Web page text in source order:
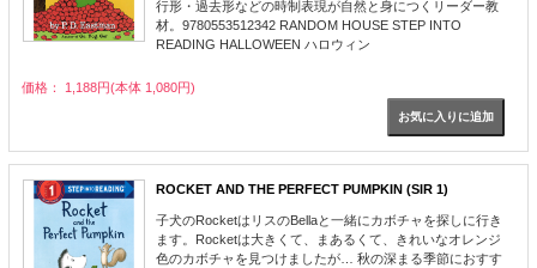
行形・過去形などの時制表現が自然と身につくリーダー教
材。9780553512342 RANDOM HOUSE STEP INTO
READING HALLOWEEN ハロウィン
価格： 1,188円(本体 1,080円)
ROCKET AND THE PERFECT PUMPKIN (SIR 1)
子犬のRocketはリスのBellaと一緒にカボチャを探しに行き
ます。Rocketは大きくて、まあるくて、きれいなオレンジ
色のカボチャを見つけましたが… 秋の深まる季節におすす